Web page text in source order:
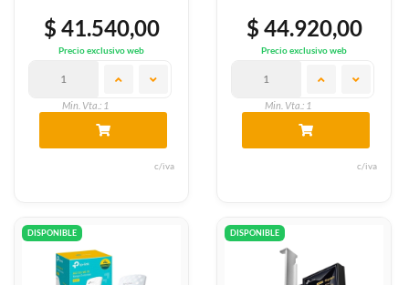
$ 41.540,00
Precio exclusivo web
Min. Vta.: 1
c/iva
$ 44.920,00
Precio exclusivo web
Min. Vta.: 1
c/iva
DISPONIBLE DISPONIBLE